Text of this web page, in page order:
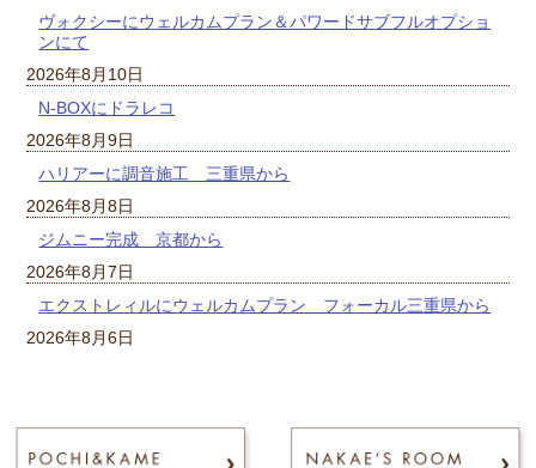
ヴォクシーにウェルカムプラン＆パワードサブフルオプショ
ンにて
2026年8月10日
N-BOXにドラレコ
2026年8月9日
ハリアーに調音施工 三重県から
2026年8月8日
ジムニー完成 京都から
2026年8月7日
エクストレィルにウェルカムプラン フォーカル三重県から
2026年8月6日